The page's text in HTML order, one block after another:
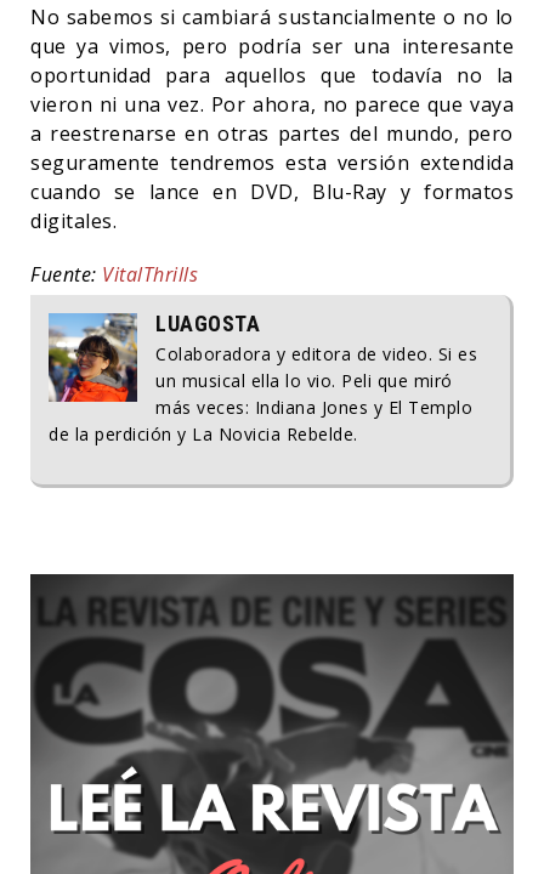
No sabemos si cambiará sustancialmente o no lo
que ya vimos, pero podría ser una interesante
oportunidad para aquellos que todavía no la
vieron ni una vez. Por ahora, no parece que vaya
a reestrenarse en otras partes del mundo, pero
seguramente tendremos esta versión extendida
cuando se lance en DVD, Blu-Ray y formatos
digitales.
Fuente: VitalThrills
LUAGOSTA
Colaboradora y editora de video. Si es
un musical ella lo vio. Peli que miró
más veces: Indiana Jones y El Templo
de la perdición y La Novicia Rebelde.